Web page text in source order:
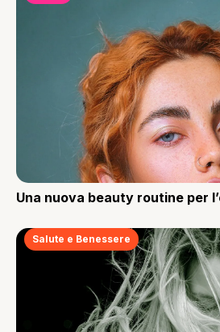
Una nuova beauty routine per
Salute e Benessere